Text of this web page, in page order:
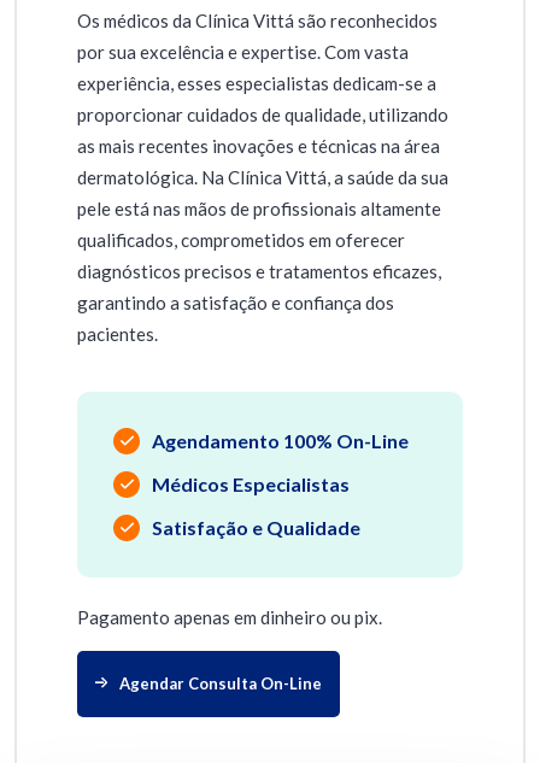
Os médicos da Clínica Vittá são reconhecidos
por sua excelência e expertise. Com vasta
experiência, esses especialistas dedicam-se a
proporcionar cuidados de qualidade, utilizando
as mais recentes inovações e técnicas na área
dermatológica. Na Clínica Vittá, a saúde da sua
pele está nas mãos de profissionais altamente
qualificados, comprometidos em oferecer
diagnósticos precisos e tratamentos eficazes,
garantindo a satisfação e confiança dos
pacientes.
Agendamento 100% On-Line
Médicos Especialistas
Satisfação e Qualidade
Pagamento apenas em dinheiro ou pix.
Agendar Consulta On-Line